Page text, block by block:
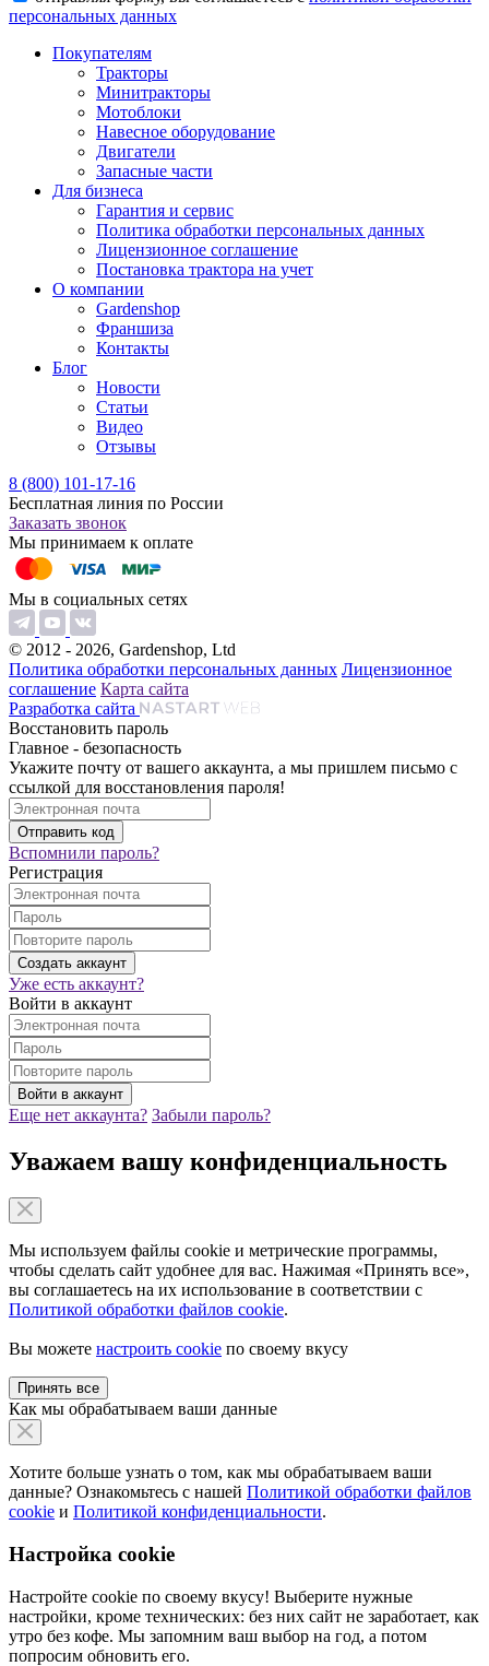
персональных данных
Покупателям
Тракторы
Минитракторы
Мотоблоки
Навесное оборудование
Двигатели
Запасные части
Для бизнеса
Гарантия и сервис
Политика обработки персональных данных
Лицензионное соглашение
Постановка трактора на учет
О компании
Gardenshop
Франшиза
Контакты
Блог
Новости
Статьи
Видео
Отзывы
8 (800) 101-17-16
Бесплатная линия по России
Заказать звонок
Мы принимаем к оплате
Мы в социальных сетях
© 2012 - 2026, Gardenshop, Ltd
Политика обработки персональных данных Лицензионное
соглашение Карта сайта
Разработка сайта
Восстановить пароль
Главное - безопасность
Укажите почту от вашего аккаунта, а мы пришлем письмо с
ссылкой для восстановления пароля!
Вспомнили пароль?
Регистрация
Уже есть аккаунт?
Войти в аккаунт
Еще нет аккаунта? Забыли пароль?
Уважаем вашу конфиденциальность
Мы используем файлы cookie и метрические программы,
чтобы сделать сайт удобнее для вас. Нажимая «Принять все»,
вы соглашаетесь на их использование в соответствии с
Политикой обработки файлов cookie.
Вы можете настроить cookie по своему вкусу
Принять все
Как мы обрабатываем ваши данные
Хотите больше узнать о том, как мы обрабатываем ваши
данные? Ознакомьтесь с нашей Политикой обработки файлов
cookie и Политикой конфиденциальности.
Настройка cookie
Настройте cookie по своему вкусу! Выберите нужные
настройки, кроме технических: без них сайт не заработает, как
утро без кофе. Мы запомним ваш выбор на год, а потом
попросим обновить его.